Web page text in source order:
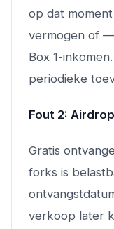
op dat
vermogen of
Box 1-
periodieke
Fout 2:
Gratis
forks is
verkoop later